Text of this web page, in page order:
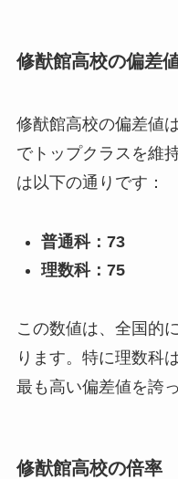
修猷館高校の偏差
修猷館高校の偏差値
でトップクラスを維
は以下の通りです：
普通科：73
理数科：75
この数値は、全国的
ります。特に理数科
最も高い偏差値を誇
修猷館高校の倍率